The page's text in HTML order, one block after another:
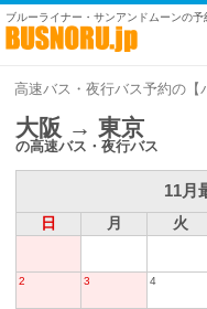
ブルーライナー・サンアンドムーンの
高速バス・夜行バス予約の【
大阪 → 東京
の高速バス・夜行バス
11月
日
月 火
2 3 4